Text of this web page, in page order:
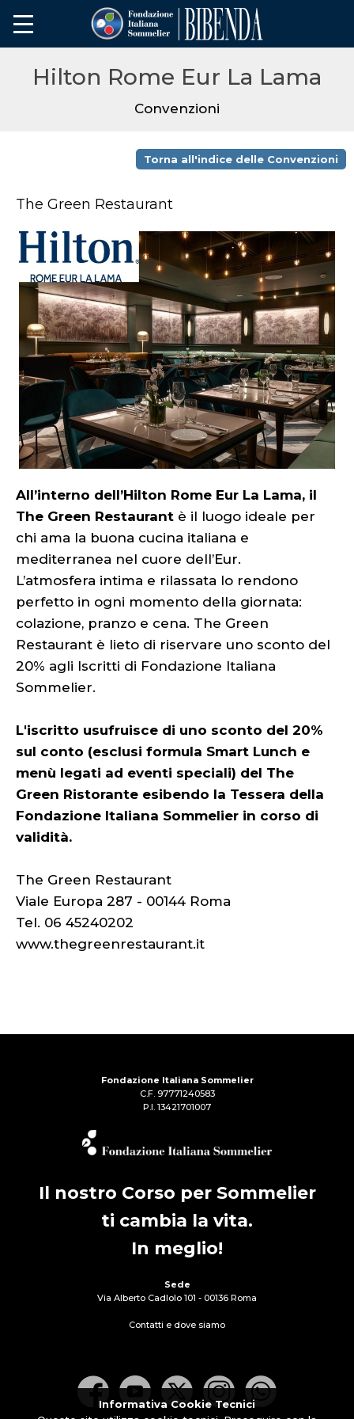
Hilton Rome Eur La Lama
Convenzioni
Torna all'indice delle Convenzioni
The Green Restaurant
All’interno dell’Hilton Rome Eur La Lama, il
The Green Restaurant è il luogo ideale per
chi ama la buona cucina italiana e
mediterranea nel cuore dell’Eur.
L’atmosfera intima e rilassata lo rendono
perfetto in ogni momento della giornata:
colazione, pranzo e cena. The Green
Restaurant è lieto di riservare uno sconto del
20% agli Iscritti di Fondazione Italiana
Sommelier.
L'iscritto usufruisce di uno sconto del 20%
sul conto (esclusi formula Smart Lunch e
menù legati ad eventi speciali) del The
Green Ristorante esibendo la Tessera della
Fondazione Italiana Sommelier in corso di
validità.
The Green Restaurant
Viale Europa 287 - 00144 Roma
Tel. 06 45240202
www.thegreenrestaurant.it
Fondazione Italiana Sommelier
C.F. 97771240583
P.I. 13421701007
Il nostro Corso per Sommelier
ti cambia la vita.
In meglio!
Sede
Via Alberto Cadlolo 101 - 00136 Roma
Contatti e dove siamo
Informativa Cookie Tecnici